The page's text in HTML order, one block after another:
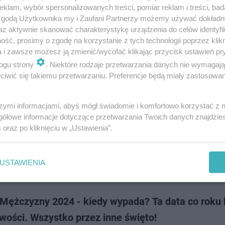
mają mężczyźni, o którym w ostatnich latach robi się coraz głośniej,
dnia spr…
Kiedy jest obchodzony? Skąd to
10 marca 2024 roku będziemy obchodzili Międzynarodowy Dzień
to obchodzi się 19 listopada w ponad 80 krajach. Jak wy
2024 - kiedy wypada? Ta data co roku
Wszystko przez inne święto!
wybór spersonalizowanych treści, pomiar reklam i treści,
Użytkownika my i Zaufani Partnerzy możemy używać
aktywnie skanować charakterystykę urządzenia do celów
prosimy o zgodę na korzystanie z tych technologii poprzez
i zawsze możesz ją zmienić/wycofać klikając przycisk ustawień
strony
. Niektóre rodzaje przetwarzania danych nie
się takiemu przetwarzaniu. Preferencje będą miały
informacjami, abyś mógł świadomie i komfortowo korzystać z
informacje dotyczące przetwarzania Twoich danych
oraz po kliknięciu w „Ustawienia”.
USTAWIENIA